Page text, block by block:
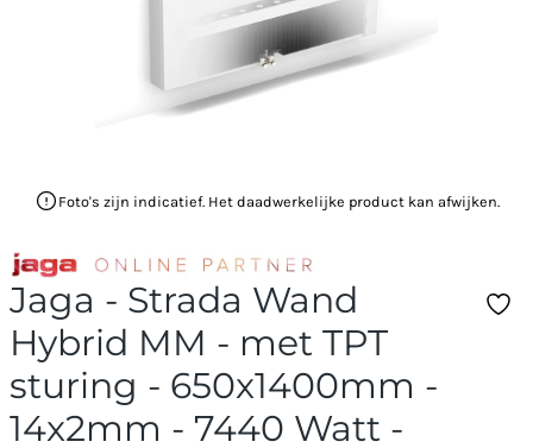
Foto's zijn indicatief. Het daadwerkelijke product kan afwijken.
Jaga - Strada Wand
Hybrid MM - met TPT
sturing - 650x1400mm -
14x2mm - 7440 Watt -